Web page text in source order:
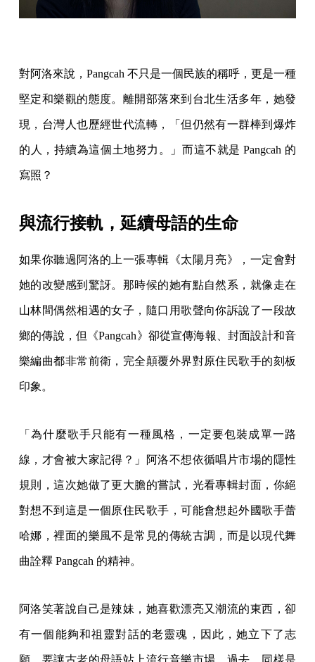
對阿洛來說，Pangcah 不只是一個民族的稱呼，更是一種
堅定和樂觀的態度。離開部落來到台北生活多年，她發
現，台灣人也歷經世代流轉，「但仍然有一群棒到爆炸
的人，持續為這個土地努力。」而這不就是 Pangcah 的
寫照？
與流行接軌，延續母語的生命
如果你聽過阿洛的上一張專輯《太陽月亮》，一定會對
她的改變感到驚訝。那時候的她有點自然系，就像走在
山林間偶然相遇的女子，隨口用歌聲向你訴說了一段故
鄉的傳說，但《Pangcah》卻從宣傳海報、封面設計和音
樂編曲都非常前衛，完全顛覆外界對原住民歌手的刻板
印象。
「為什麼歌手只能有一種風格，一定要包裝成單一路
線，才會被大家記得？」阿洛不想依循唱片市場的隱性
規則，這次她做了更大膽的嘗試，光看專輯封面，你絕
對想不到這是一個原住民歌手，可能會想起外國歌手蕾
哈娜，裡面的樂風不是常見的傳統古調，而是以現代舞
曲詮釋 Pangcah 的精神。
阿洛笑著說自己是辣妹，她喜歡漂亮又潮流的東西，卻
有一個能夠和祖靈對話的老靈魂，因此，她立下了志